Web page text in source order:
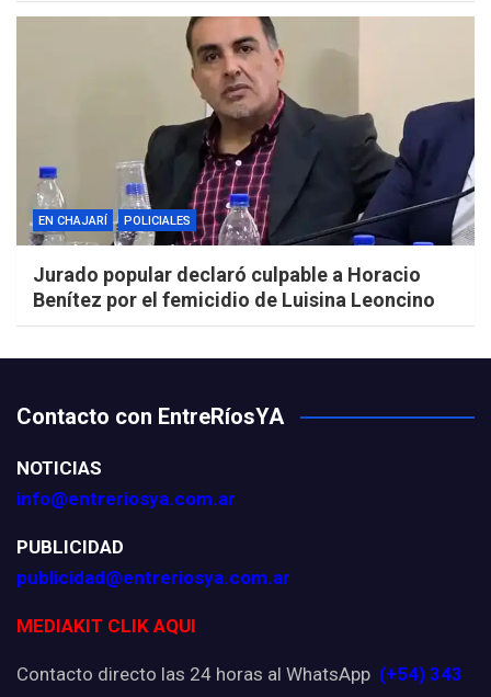
EN CHAJARÍ POLICIALES
Jurado popular declaró culpable a Horacio
Benítez por el femicidio de Luisina Leoncino
Contacto con EntreRíosYA
NOTICIAS
info@entreriosya.com.ar
PUBLICIDAD
publicidad@entreriosya.com.ar
MEDIAKIT CLIK AQUI
Contacto directo las 24 horas al WhatsApp (+54) 343